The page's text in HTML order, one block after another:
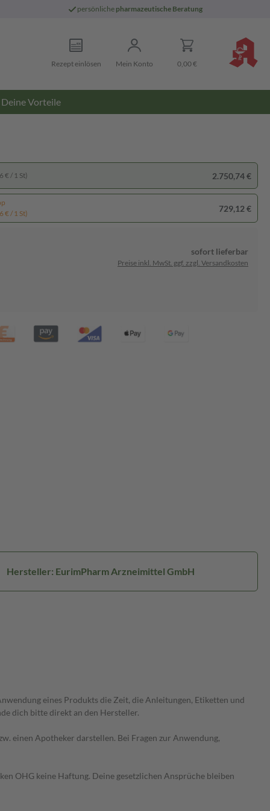
persönliche pharmazeutische Beratung
Rezept einlösen Mein Konto 0,00 €
Deine Vorteile
€ / 1 St) 2.750,74 €
€ / 1 St)
729,12 €
sofort lieferbar
Preise inkl. MwSt. ggf. zzgl. Versandkosten
Hersteller: EurimPharm Arzneimittel GmbH
eines Produkts die Zeit, die Anleitungen, Etiketten und
dich bitte direkt an den Hersteller.
einen Apotheker darstellen. Bei Fragen zur Anwendung,
OHG keine Haftung. Deine gesetzlichen Ansprüche bleiben